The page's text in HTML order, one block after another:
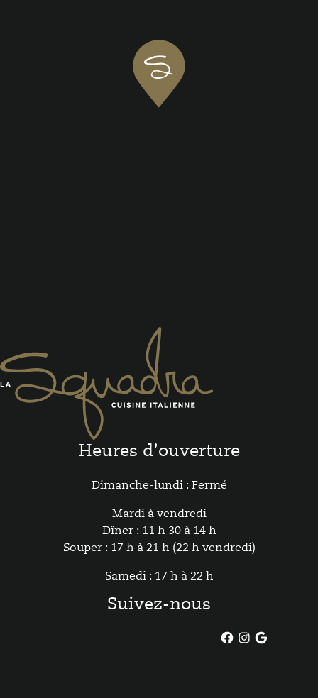
Heures d’ouverture
Dimanche-lundi : Fermé
Mardi à vendredi
Dîner : 11 h 30 à 14 h
Souper : 17 h à 21 h (22 h vendredi)
Samedi : 17 h à 22 h
Suivez-nous